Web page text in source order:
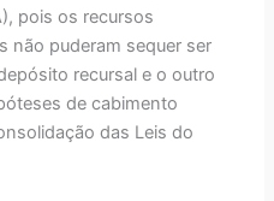
pois os recursos
não puderam sequer ser
recursal e o outro
de cabimento
das Leis do